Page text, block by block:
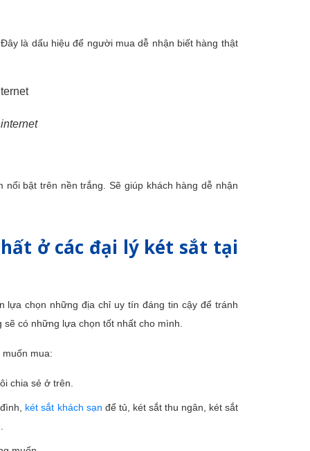
là dấu hiệu để người mua dễ nhận biết hàng thật
bật trên nền trắng. Sẽ giúp khách hàng dễ nhận
ở các đại lý két sắt tại
chọn những địa chỉ uy tín đáng tin cậy để tránh
có những lựa chọn tốt nhất cho mình.
mua:
chia sẻ ở trên.
két sắt khách sạn để tủ, két sắt thu ngân, két sắt